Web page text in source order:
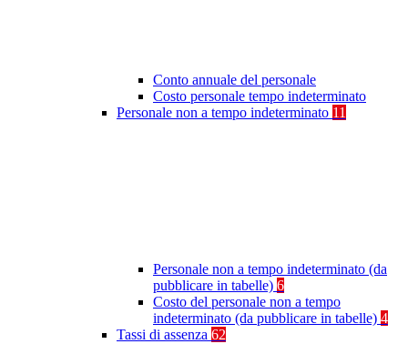
Conto annuale del personale
Costo personale tempo indeterminato
Personale non a tempo indeterminato 11
Personale non a tempo indeterminato (da
pubblicare in tabelle) 6
Costo del personale non a tempo
indeterminato (da pubblicare in tabelle) 4
Tassi di assenza 62